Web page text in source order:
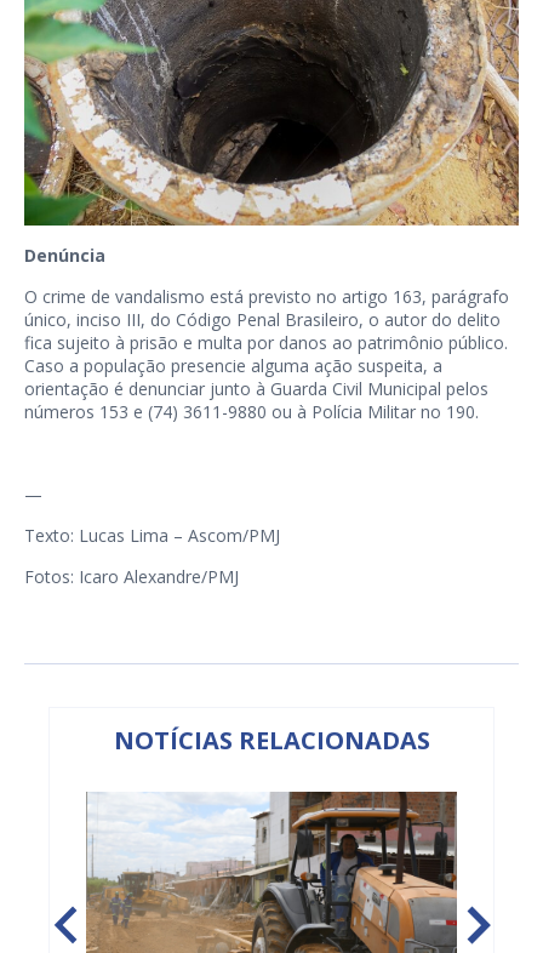
Denúncia
O crime de vandalismo está previsto no artigo 163, parágrafo
único, inciso III, do Código Penal Brasileiro, o autor do delito
fica sujeito à prisão e multa por danos ao patrimônio público.
Caso a população presencie alguma ação suspeita, a
orientação é denunciar junto à Guarda Civil Municipal pelos
números 153 e (74) 3611-9880 ou à Polícia Militar no 190.
—
Texto: Lucas Lima – Ascom/PMJ
Fotos: Icaro Alexandre/PMJ
NOTÍCIAS RELACIONADAS